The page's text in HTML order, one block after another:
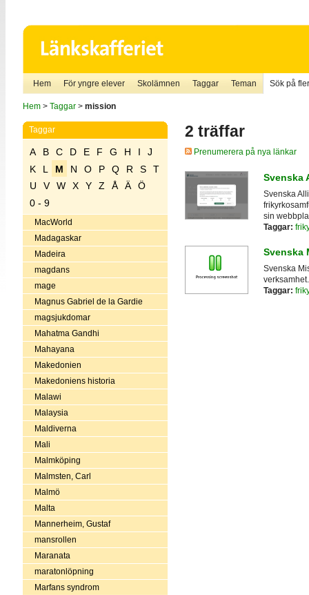
Hem För yngre elever Skolämnen Taggar Teman Sök på
Hem> Taggar> mission
Taggar
A B C D E F G H I
J
K
L M N O P Q R S
T
U
V W X Y Z Å Ä
Ö
0 - 9
MacWorld
Madagaskar
Madeira
magdans
mage
Magnus Gabriel de la Gardie
magsjukdomar
Mahatma Gandhi
Mahayana
Makedonien
Makedoniens historia
Malawi
Malaysia
Maldiverna
Mali
Malmköping
Malmsten, Carl
Malmö
Malta
Mannerheim, Gustaf
mansrollen
Maranata
maratonlöpning
Marfans syndrom
2 träffar
Prenumerera på nya länkar
Svenska
Svenska
sin
Taggar:
Svenska
Svenska
verksamhet.
Taggar: